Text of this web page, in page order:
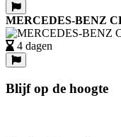
MERCEDES-BENZ
4 dagen
Blijf op de hoogte